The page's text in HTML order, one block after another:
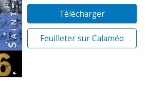
Télécharger
Feuilleter sur Calaméo